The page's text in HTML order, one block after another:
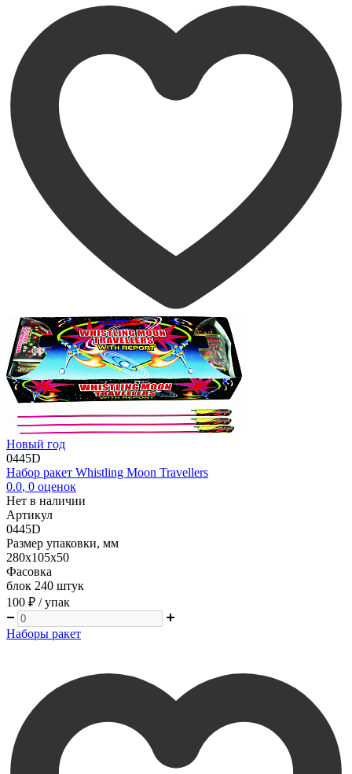
Новый год
0445D
Набор ракет Whistling Moon Travellers
0.0, 0 оценок
Нет в наличии
Артикул
0445D
Размер упаковки, мм
280х105х50
Фасовка
блок 240 штук
100 ₽ / упак
Наборы ракет